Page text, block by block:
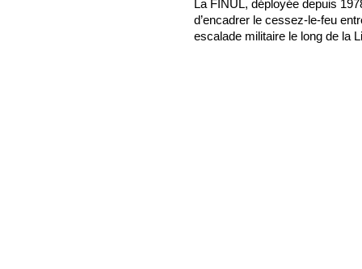
La FINUL, déployée depuis
d’encadrer le cessez-le-feu
escalade militaire le long de la